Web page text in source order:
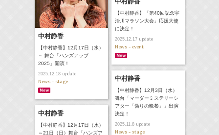
中村静香
【中村静香】12月17日（水）
～ 舞台「ハンズアップ
2025」開演！
2025.12.18update
News - stage
【中村静香】「第40回記念宇
治川マラソン大会」応援大使
に決定！
2025.12.17update
News - event
中村静香
【中村静香】12月3日（水）
舞台「マーダーミステリーシ
アター「偽りの晩餐」」出演
決定！
2025.11.8update
News - stage
中村静香
【中村静香】12月17日（水）
～21日（日）舞台「ハンズア